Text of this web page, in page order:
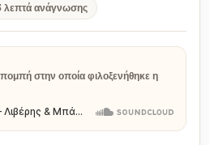
λεπτά ανάγνωσης
στην οποία φιλοξενήθηκε η